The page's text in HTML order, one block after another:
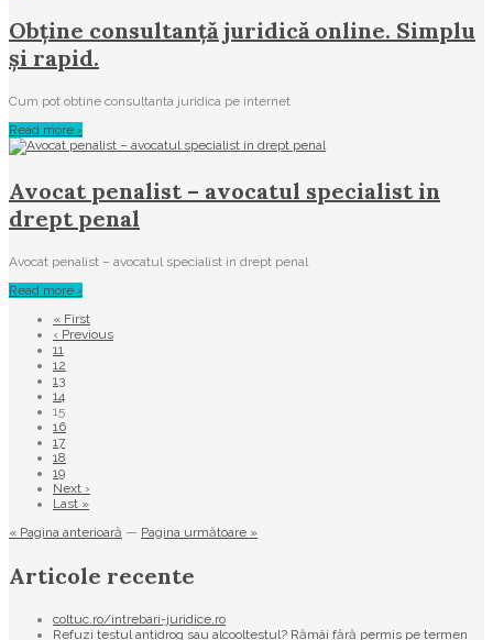
Obține consultanță juridică online. Simplu
și rapid.
Cum pot obtine consultanta juridica pe internet
Read more ›
Avocat penalist – avocatul specialist in
drept penal
Avocat penalist – avocatul specialist in drept penal
Read more ›
« First
‹ Previous
11
12
13
14
15
16
17
18
19
Next ›
Last »
« Pagina anterioară — Pagina următoare »
Articole recente
coltuc.ro/intrebari-juridice.ro
Refuzi testul antidrog sau alcooltestul? Rămâi fără permis pe termen